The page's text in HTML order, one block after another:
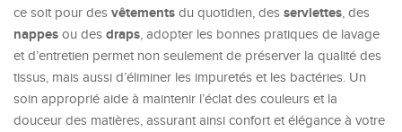
ce soit pour des vêtements du quotidien, des serviettes, des
nappes ou des draps, adopter les bonnes pratiques de lavage
et d’entretien permet non seulement de préserver la qualité des
tissus, mais aussi d’éliminer les impuretés et les bactéries. Un
soin approprié aide à maintenir l’éclat des couleurs et la
douceur des matières, assurant ainsi confort et élégance à votre